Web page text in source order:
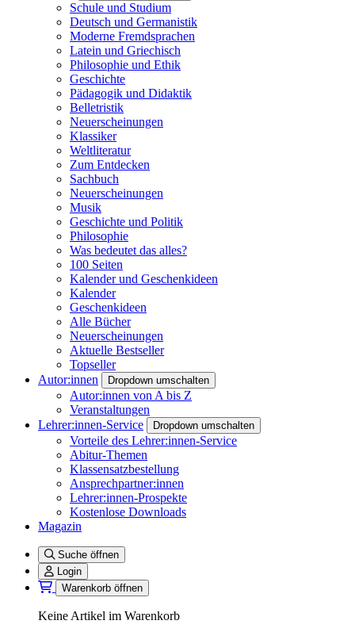
Schule und Studium
Deutsch und Germanistik
Moderne Fremdsprachen
Latein und Griechisch
Philosophie und Ethik
Geschichte
Pädagogik und Didaktik
Belletristik
Neuerscheinungen
Klassiker
Weltliteratur
Zum Entdecken
Sachbuch
Neuerscheinungen
Musik
Geschichte und Politik
Philosophie
Was bedeutet das alles?
100 Seiten
Kalender und Geschenkideen
Kalender
Geschenkideen
Alle Bücher
Neuerscheinungen
Aktuelle Bestseller
Topseller
Autor:innen
Dropdown umschalten
Autor:innen von A bis Z
Veranstaltungen
Lehrer:innen-Service
Dropdown umschalten
Vorteile des Lehrer:innen-Service
Abitur-Themen
Klassensatzbestellung
Ansprechpartner:innen
Lehrer:innen-Prospekte
Kostenlose Downloads
Magazin
Suche öffnen
Login
Warenkorb öffnen
Keine Artikel im Warenkorb